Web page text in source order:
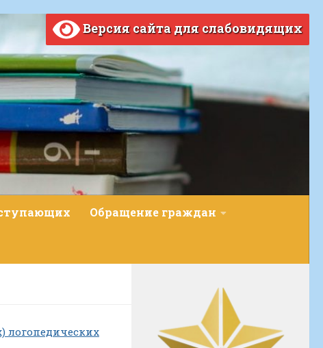
Версия сайта для слабовидящих
Обращение граждан
логопедических